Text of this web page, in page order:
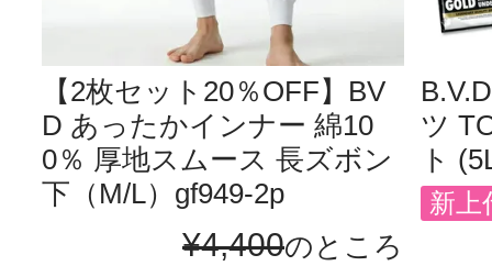
【2枚セット20％OFF】BV
D あったかインナー 綿10
0％ 厚地スムース 長ズボン
下（M/L）gf949-2p
¥4,400のところ
ツ
ト
新上